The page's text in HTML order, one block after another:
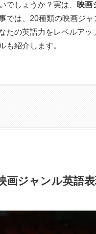
でしょうか？実は、
映画
では、20種類の映画ジ
たの英語力をレベルア
も紹介します。
画ジャンル英語